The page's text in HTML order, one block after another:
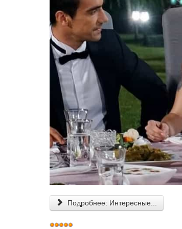
Подробнее: Интересные...
Рейтинг: